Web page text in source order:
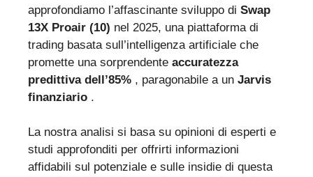
approfondiamo l’affascinante sviluppo di Swap
13X Proair (10) nel 2025, una piattaforma di
trading basata sull’intelligenza artificiale che
promette una sorprendente accuratezza
predittiva dell’85% , paragonabile a un Jarvis
finanziario .
La nostra analisi si basa su opinioni di esperti e
studi approfonditi per offrirti informazioni
affidabili sul potenziale e sulle insidie di questa